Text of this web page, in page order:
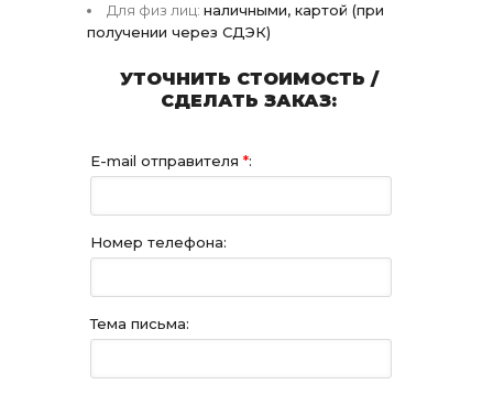
Для физ лиц: наличными, картой (при
получении через СДЭК)
УТОЧНИТЬ СТОИМОСТЬ /
СДЕЛАТЬ ЗАКАЗ:
E-mail отправителя *:
Номер телефона:
Тема письма: